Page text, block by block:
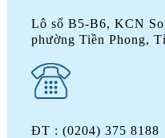
Lô số B5-B6, KCN
phường Tiền Phong,
ĐT : (0204) 375 8188